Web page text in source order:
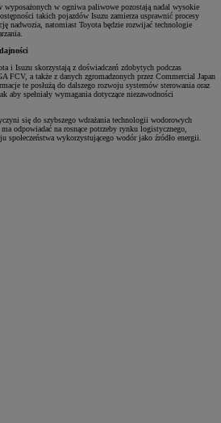
wyposażonych w ogniwa paliwowe pozostają nadal wysokie
takich pojazdów Isuzu zamierza usprawnić procesy
nadwozia, natomiast Toyota będzie rozwijać technologie
i Isuzu skorzystają z doświadczeń zdobytych podczas
FCV, a także z danych zgromadzonych przez Commercial Japan
te posłużą do dalszego rozwoju systemów sterowania oraz
aby spełniały wymagania dotyczące niezawodności
się do szybszego wdrażania technologii wodorowych
odpowiadać na rosnące potrzeby rynku logistycznego,
społeczeństwa wykorzystującego wodór jako źródło energii.